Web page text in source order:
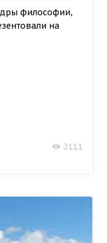
философии,
на
2111